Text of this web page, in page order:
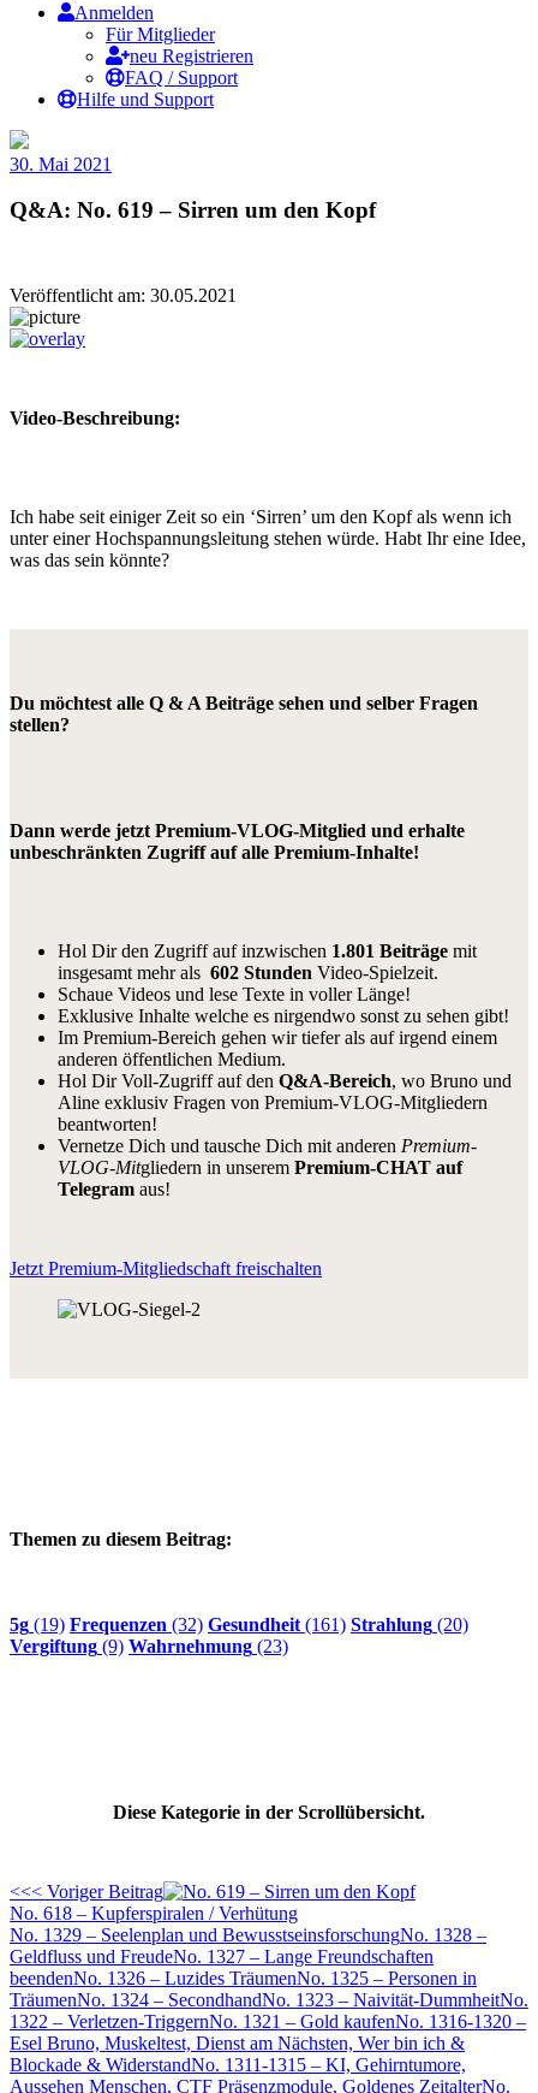
Anmelden
Für Mitglieder
neu Registrieren
FAQ / Support
Hilfe und Support
30. Mai 2021
Q&A: No. 619 – Sirren um den Kopf
Veröffentlicht am: 30.05.2021
Video-Beschreibung:
Ich habe seit einiger Zeit so ein ‘Sirren’ um den Kopf als wenn ich
unter einer Hochspannungsleitung stehen würde. Habt Ihr eine Idee,
was das sein könnte?
Du möchtest alle Q & A Beiträge sehen und selber Fragen
stellen?
Dann werde jetzt Premium-VLOG-Mitglied und erhalte
unbeschränkten Zugriff auf alle Premium-Inhalte!
Hol Dir den Zugriff auf inzwischen 1.801 Beiträge mit
insgesamt mehr als 602 Stunden Video-Spielzeit.
Schaue Videos und lese Texte in voller Länge!
Exklusive Inhalte welche es nirgendwo sonst zu sehen gibt!
Im Premium-Bereich gehen wir tiefer als auf irgend einem
anderen öffentlichen Medium.
Hol Dir Voll-Zugriff auf den Q&A-Bereich, wo Bruno und
Aline exklusiv Fragen von Premium-VLOG-Mitgliedern
beantworten!
Vernetze Dich und tausche Dich mit anderen Premium-
VLOG-Mitgliedern in unserem Premium-CHAT auf
Telegram aus!
Jetzt Premium-Mitgliedschaft freischalten
Themen zu diesem Beitrag:
5g (19) Frequenzen (32) Gesundheit (161) Strahlung (20)
Vergiftung (9) Wahrnehmung (23)
Diese Kategorie in der Scrollübersicht.
<<< Voriger Beitrag
No. 618 – Kupferspiralen / Verhütung
No. 1329 – Seelenplan und BewusstseinsforschungNo. 1328 –
Geldfluss und FreudeNo. 1327 – Lange Freundschaften
beendenNo. 1326 – Luzides TräumenNo. 1325 – Personen in
TräumenNo. 1324 – SecondhandNo. 1323 – Naivität-DummheitNo.
1322 – Verletzen-TriggernNo. 1321 – Gold kaufenNo. 1316-1320 –
Esel Bruno, Muskeltest, Dienst am Nächsten, Wer bin ich &
Blockade & WiderstandNo. 1311-1315 – KI, Gehirntumore,
Aussehen Menschen, CTF Präsenzmodule, Goldenes ZeitalterNo.